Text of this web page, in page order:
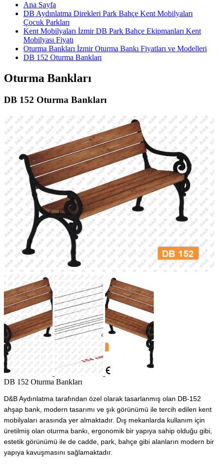
Ana Sayfa
DB Aydınlatma Direkleri Park Bahçe Kent Mobilyaları
Çocuk Parkları
Kent Mobilyaları İzmir DB Park Bahçe Ekipmanları Kent
Mobilyası Fiyatı
Oturma Bankları İzmir Oturma Bankı Fiyatları ve Modelleri
DB 152 Oturma Bankları
Oturma Bankları
DB 152 Oturma Bankları
DB 152 Oturma Bankları
D&B Aydınlatma tarafından özel olarak tasarlanmış olan DB-152
ahşap bank, modern tasarımı ve şık görünümü ile tercih edilen kent
mobilyaları arasında yer almaktadır. Dış mekanlarda kullanım için
üretilmiş olan oturma bankı, ergonomik bir yapıya sahip olduğu gibi,
estetik görünümü ile de cadde, park, bahçe gibi alanların modern bir
yapıya kavuşmasını sağlamaktadır.